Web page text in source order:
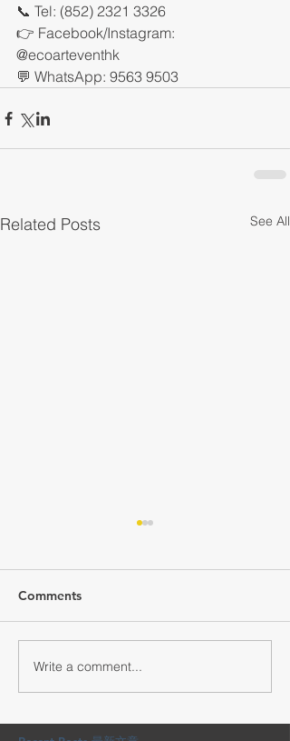
📞 Tel: (852) 2321 3326
👉 Facebook/Instagram:
@ecoarteventhk
💬 WhatsApp: 9563 9503
Related Posts See All
交通銀行馬年新春禮品套
裝 🧨 ｜一盒齊曬福氣＋高
Comments
Write a comment...